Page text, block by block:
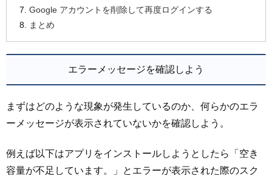
Google アカウントを削除して再度ログインする
まとめ
エラーメッセージを確認しよう
まずはどのような現象が発生しているのか、何らかのエラ
ーメッセージが表示されていないかを確認しよう。
例えば以下はアプリをインストールしようとしたら「空き
容量が不足しています。」とエラーが表示された際のスク